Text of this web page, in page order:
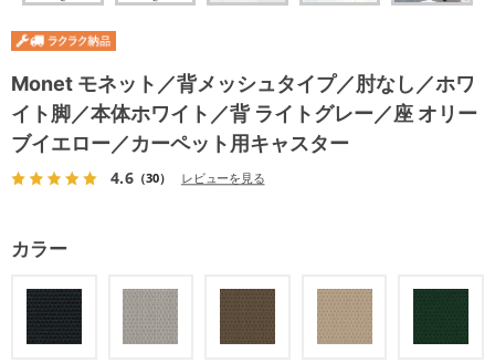
Monet モネット／背メッシュタイプ／肘なし／ホワ
イト脚／本体ホワイト／背 ライトグレー／座 オリー
ブイエロー／カーペット用キャスター
4.6（30） レビューを見る
カラー